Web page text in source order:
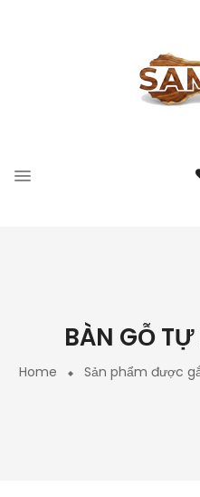
BÀN GỖ
Home Sản phẩm được